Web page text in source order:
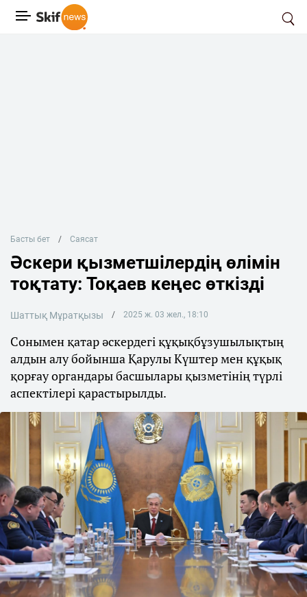
Басты бет Саясат
Әскери қызметшілердің өлімін
тоқтату: Тоқаев кеңес өткізді
Шаттық Мұратқызы 2025 ж. 03 жел., 18:10
Сонымен қатар әскердегі құқықбұзушылықтың
алдын алу бойынша Қарулы Күштер мен құқық
қорғау органдары басшылары қызметінің түрлі
аспектілері қарастырылды.